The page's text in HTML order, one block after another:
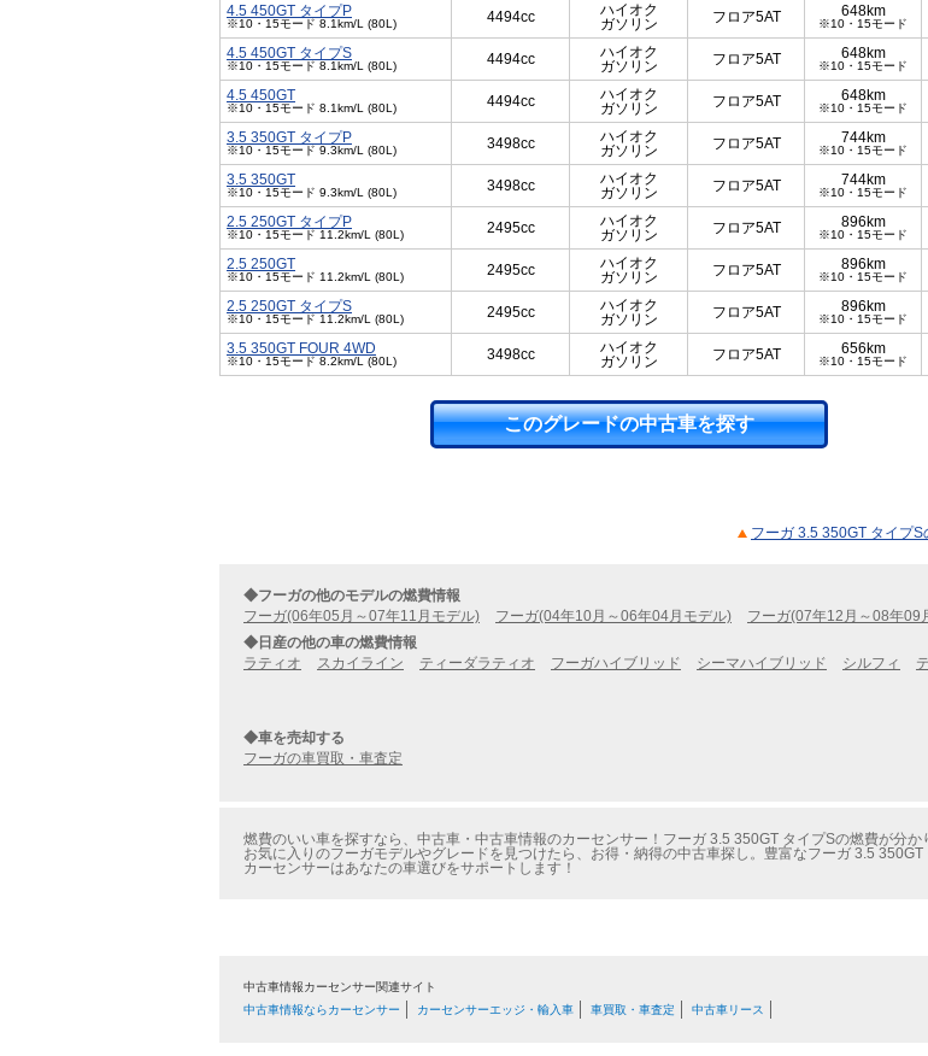
4.5 450GT タイプP
※10・15モード 8.1km/L (80L) 4494cc
ハイオク
ガソリン
フロア5AT 648km
※10・15モード
4.5 450GT タイプS
※10・15モード 8.1km/L (80L) 4494cc
ハイオク
ガソリン
フロア5AT 648km
※10・15モード
4.5 450GT
※10・15モード 8.1km/L (80L) 4494cc
ハイオク
ガソリン
フロア5AT 648km
※10・15モード
3.5 350GT タイプP
※10・15モード 9.3km/L (80L) 3498cc
ハイオク
ガソリン
フロア5AT 744km
※10・15モード
3.5 350GT
※10・15モード 9.3km/L (80L) 3498cc
ハイオク
ガソリン
フロア5AT 744km
※10・15モード
2.5 250GT タイプP
※10・15モード 11.2km/L (80L) 2495cc
ハイオク
ガソリン
フロア5AT 896km
※10・15モード
2.5 250GT
※10・15モード 11.2km/L (80L) 2495cc
ハイオク
ガソリン
フロア5AT 896km
※10・15モード
2.5 250GT タイプS
※10・15モード 11.2km/L (80L) 2495cc
ハイオク
ガソリン
フロア5AT 896km
※10・15モード
3.5 350GT FOUR 4WD
※10・15モード 8.2km/L (80L) 3498cc
ハイオク
ガソリン
フロア5AT 656km
※10・15モード
このグレードの中古車を探す
フーガ 3.5 350GT タイプ
◆フーガの他のモデルの燃費情報
フーガ(06年05月～07年11月モデル)
フーガ(04年10月～06年04月モデル)
フーガ(07年12月～08年09
◆日産の他の車の燃費情報
ラティオ
スカイライン ティーダラティオ フーガハイブリッド シーマハイブリッド シルフィ
◆車を売却する
フーガの車買取・車査定
燃費のいい車を探すなら、中古車・中古車情報のカーセンサー！フーガ 3.5 350GT タイプSの燃費が分か
お気に入りのフーガモデルやグレードを見つけたら、お得・納得の中古車探し。豊富なフーガ 3.5
カーセンサーはあなたの車選びをサポートします！
中古車情報カーセンサー関連サイト
中古車情報ならカーセンサー
カーセンサーエッジ・輸入車 車買取・車査定 中古車リース